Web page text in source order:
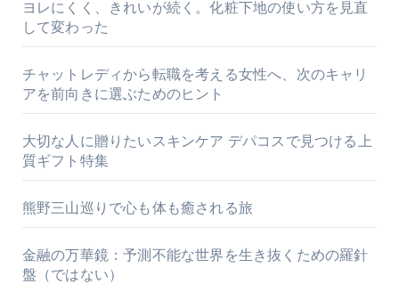
ヨレにくく、きれいが続く。化粧下地の使い方を見直
して変わった
チャットレディから転職を考える女性へ、次のキャリ
アを前向きに選ぶためのヒント
大切な人に贈りたいスキンケア デパコスで見つける上
質ギフト特集
熊野三山巡りで心も体も癒される旅
金融の万華鏡：予測不能な世界を生き抜くための羅針
盤（ではない）